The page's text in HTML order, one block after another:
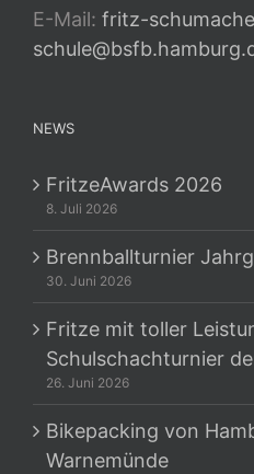
E-Mail: fritz-
NEWS
FritzeAwards 2026
8. Juli 2026
Brennballturnier
30. Juni 2026
Fritze mit toller
Schulschachturnier
26. Juni 2026
Bikepacking von
Warnemünde